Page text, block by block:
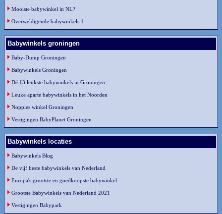
Mooiste babywinkel in NL?
Overweldigende babywinkels 1
Babywinkels groningen
Baby-Dump Groningen
Babywinkels Groningen
Dé 13 leukste babywinkels in Groningen
Leuke aparte babywinkels in het Noorden
Noppies winkel Groningen
Vestigingen BabyPlanet Groningen
Babywinkels locaties
Babywinkels Blog
De vijf beste babywinkels van Nederland
Europa's grootste en goedkoopste babywinkel
Grootste Babywinkels van Nederland 2021
Vestigingen Babypark